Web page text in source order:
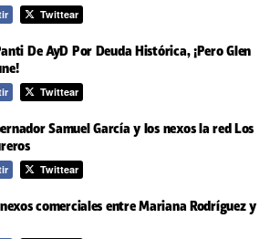
Twittear
De AyD Por Deuda Histórica, ¡Pero Glen
Twittear
Samuel García y los nexos la red Los
Twittear
comerciales entre Mariana Rodríguez y